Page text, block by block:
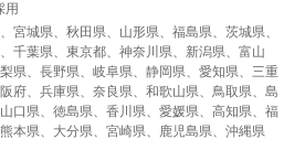
用
宮城県、秋田県、山形県、福島県、茨城県、
千葉県、東京都、神奈川県、新潟県、富山
県、長野県、岐阜県、静岡県、愛知県、三重
府、兵庫県、奈良県、和歌山県、鳥取県、島
口県、徳島県、香川県、愛媛県、高知県、福
本県、大分県、宮崎県、鹿児島県、沖縄県